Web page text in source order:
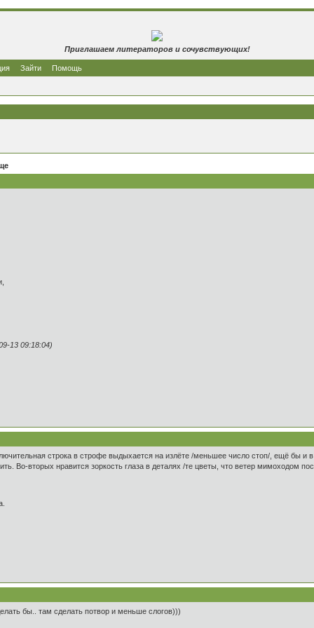
Приглашаем литераторов и сочувствующих!
Зайти Помощь
13 09:18:04)
строка в строфе выдыхается на излёте /меньшее число стоп/, ещё бы и
Во-вторых нравится зоркость глаза в деталях /те цветы, что ветер мимоходом
бы.. там сделать потвор и меньше слогов)))